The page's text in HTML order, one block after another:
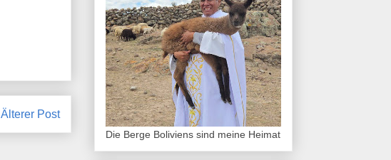
Älterer Post
Die Berge Boliviens sind meine Heimat